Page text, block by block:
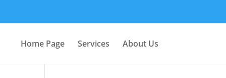
Home Page Services About Us